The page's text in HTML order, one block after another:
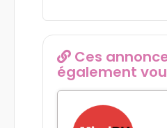
Ces
également